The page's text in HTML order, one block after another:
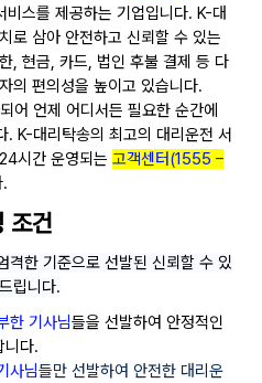
스를 제공하는 기업입니다. K-대
로 삼아 안전하고 신뢰할 수 있는
, 현금, 카드, 법인 후불 결제 등 다
의 편의성을 높이고 있습니다.
어 언제 어디서든 필요한 순간에
. K-대리탁송의 최고의 대리운전 서
시간 운영되는 고객센터(1555 –
조건
격한 기준으로 선발된 신뢰할 수 있
립니다.
한 기사님들을 선발하여 안정적인
니다.
사님들만 선발하여 안전한 대리운